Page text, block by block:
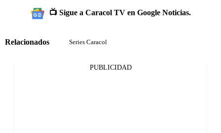
📺 Sigue a Caracol TV en Google Noticias.
Relacionados Series Caracol
PUBLICIDAD